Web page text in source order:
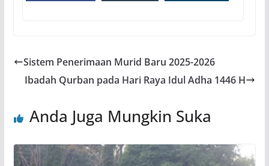
Sistem Penerimaan Murid Baru 2025-2026
Ibadah Qurban pada Hari Raya Idul Adha 1446 H
Anda Juga Mungkin Suka